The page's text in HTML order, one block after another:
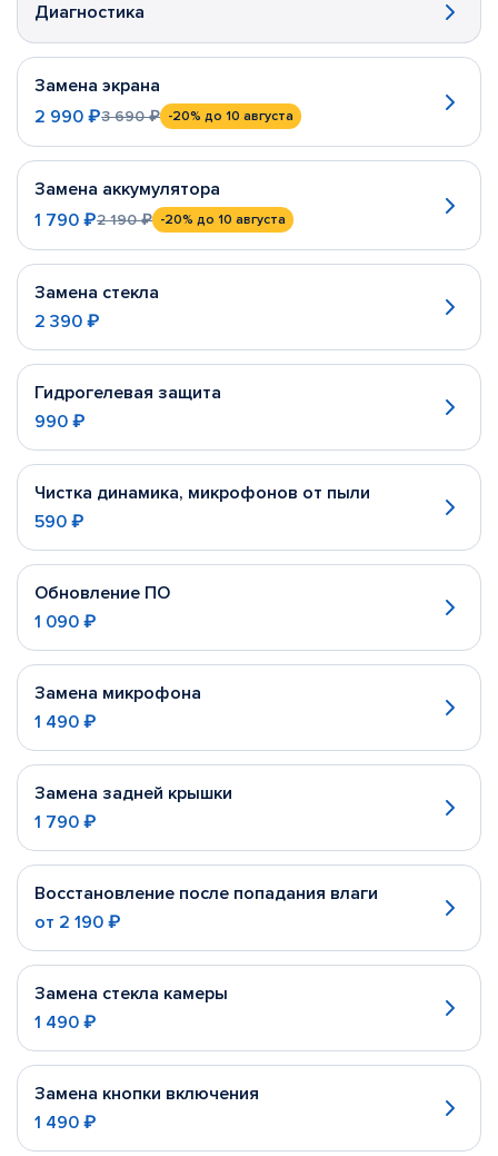
Диагностика
Замена экрана
2 990 ₽3 690 ₽ -20% до 10 августа
Замена аккумулятора
1 790 ₽2 190 ₽ -20% до 10 августа
Замена стекла
2 390 ₽
Гидрогелевая защита
990 ₽
Чистка динамика, микрофонов от пыли
590 ₽
Обновление ПО
1 090 ₽
Замена микрофона
1 490 ₽
Замена задней крышки
1 790 ₽
Восстановление после попадания влаги
от 2 190 ₽
Замена стекла камеры
1 490 ₽
Замена кнопки включения
1 490 ₽